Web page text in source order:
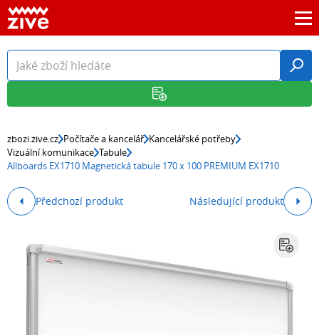
zbozi.zive.cz Počítače a kancelář Kancelářské potřeby
Vizuální komunikace Tabule
Allboards EX1710 Magnetická tabule 170 x 100 PREMIUM EX1710
Předchozí produkt Následující produkt